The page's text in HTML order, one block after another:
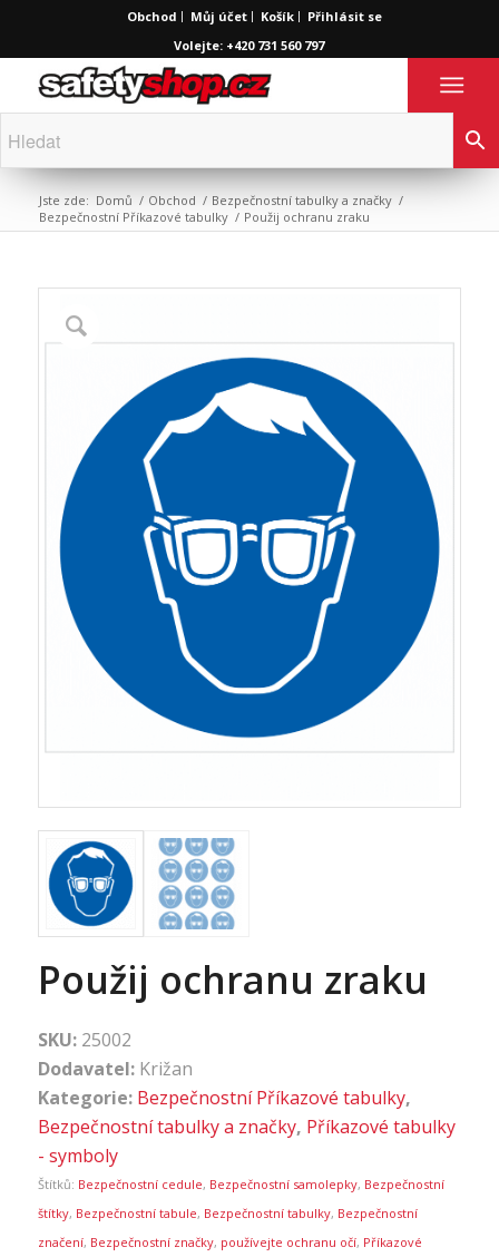
Obchod Můj účet Košík
Přihlásit se
Volejte: +420 731 560 797
Jste zde: Domů / Obchod / Bezpečnostní tabulky a značky /
Bezpečnostní Příkazové tabulky / Použij ochranu zraku
Použij ochranu zraku
SKU: 25002
Dodavatel: Križan
Kategorie: Bezpečnostní Příkazové tabulky,
Bezpečnostní tabulky a značky, Příkazové tabulky
- symboly
Štítků: Bezpečnostní cedule, Bezpečnostní samolepky, Bezpečnostní
štítky, Bezpečnostní tabule, Bezpečnostní tabulky, Bezpečnostní
značení, Bezpečnostní značky, používejte ochranu očí, Příkazové